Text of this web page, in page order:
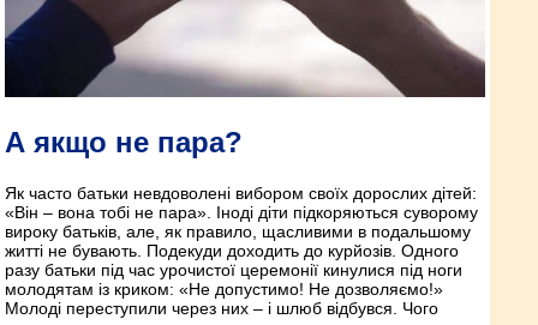
А якщо не пара?
Як часто батьки невдоволені вибором своїх дорослих дітей:
«Він – вона тобі не пара». Іноді діти підкоряються суворому
вироку батьків, але, як правило, щасливими в подальшому
житті не бувають. Подекуди доходить до курйозів. Одного
разу батьки під час урочистої церемонії кинулися під ноги
молодятам із криком: «Не допустимо! Не дозволяємо!»
Молоді переступили через них – і шлюб відбувся. Чого